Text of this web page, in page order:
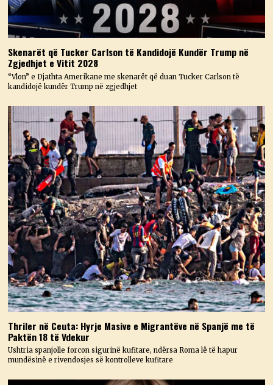
Skenarët që Tucker Carlson të Kandidojë Kundër Trump në
Zgjedhjet e Vitit 2028
“Vlon” e Djathta Amerikane me skenarët që duan Tucker Carlson të
kandidojë kundër Trump në zgjedhjet
Thriler në Ceuta: Hyrje Masive e Migrantëve në Spanjë me të
Paktën 18 të Vdekur
Ushtria spanjolle forcon sigurinë kufitare, ndërsa Roma lë të hapur
mundësinë e rivendosjes së kontrolleve kufitare